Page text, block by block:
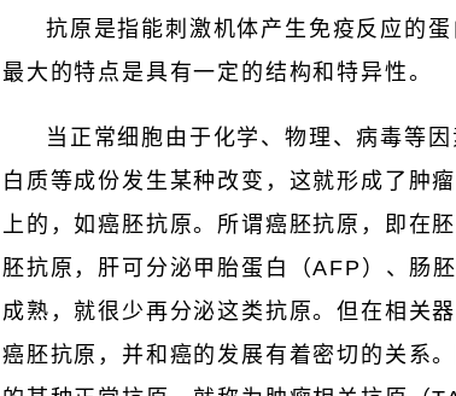
抗原是指能刺激机体产生免疫反应的
最大的特点是具有一定的结构和特异性。
当正常细胞由于化学、物理、病毒等
白质等成份发生某种改变，这就形成了肿
上的，如癌胚抗原。所谓癌胚抗原，即在
胚抗原，肝可分泌甲胎蛋白（AFP）、肠
成熟，就很少再分泌这类抗原。但在相关
癌胚抗原，并和癌的发展有着密切的关系
型